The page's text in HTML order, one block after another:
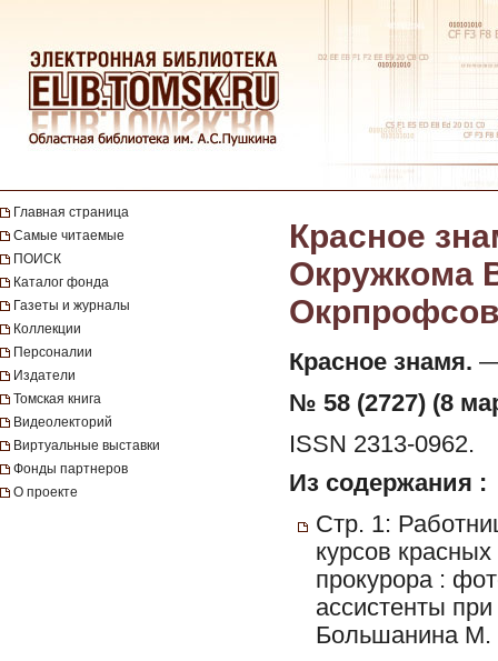
Главная страница
Самые читаемые
ПОИСК
Каталог фонда
Газеты и журналы
Коллекции
Персоналии
Издатели
Томская книга
Видеолекторий
Виртуальные выставки
Фонды партнеров
О проекте
Красное
Окружкома
Красное знамя. —
№ 58 (2727) (8
ISSN 2313-0962.
Из содержания :
Стр. 1:
курсов
прокурора :
ассистенты
Большанина М.